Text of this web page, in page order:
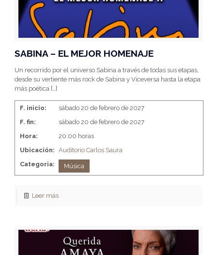
SABINA – EL MEJOR HOMENAJE
Un recorrido por el universo Sabina a través de todas sus etapas,
desde su vertiente más rock de Sabina y Viceversa hasta la etapa
más poética […]
F. inicio:
sábado 20 de febrero de 2027
F. fin:
sábado 20 de febrero de 2027
Hora:
20:00 horas
Ubicación: Auditorio Carlos Saura
Categoria:
Música
Leer más